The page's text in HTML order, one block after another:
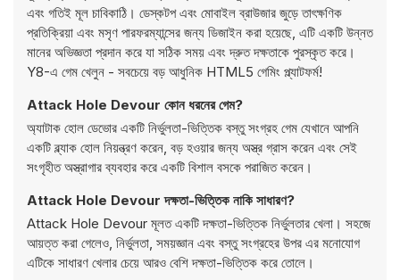
এবং গতিই মূল চাবিকাঠি। ডেস্কটপ এবং মোবাইল ব্রাউজার জুড়ে তাৎক্ষণিক
প্রতিক্রিয়া এবং মসৃণ পারফরম্যান্সের জন্য ডিজাইন করা হয়েছে, এটি একটি উন্নত
মানের অভিজ্ঞতা প্রদান করে যা সঠিক সময় এবং দ্রুত দক্ষতাকে পুরস্কৃত করে।
Y8-এ গেম খেলুন - সবচেয়ে বড় আধুনিক HTML5 গেমিং প্ল্যাটফর্ম!
Attack Hole Devour কোন ধরনের গেম?
অ্যাটাক হোল ডেভোর একটি নির্ভুলতা-ভিত্তিক বস্তু সংগ্রহ গেম যেখানে আপনি
একটি ব্ল্যাক হোল নিয়ন্ত্রণ করেন, বড় হওয়ার জন্য অস্ত্র গ্রাস করেন এবং সেই
সংগৃহীত অস্ত্রাগার ব্যবহার করে একটি বিশাল বসকে পরাজিত করেন।
Attack Hole Devour দক্ষতা-ভিত্তিক নাকি সাধারণ?
Attack Hole Devour মূলত একটি দক্ষতা-ভিত্তিক নির্ভুলতার খেলা। সহজে
আয়ত্ত করা গেলেও, নির্ভুলতা, সময়জ্ঞান এবং বস্তু সংগ্রহের উপর এর মনোযোগ
এটিকে সাধারণ খেলার চেয়ে আরও বেশি দক্ষতা-ভিত্তিক করে তোলে।